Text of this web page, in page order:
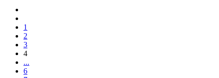
1
2
3
4
...
6